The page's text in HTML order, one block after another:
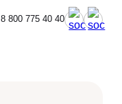
8 800 775 40 40